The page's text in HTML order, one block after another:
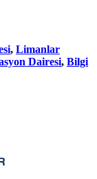
, Limanlar
Dairesi, Bilgi